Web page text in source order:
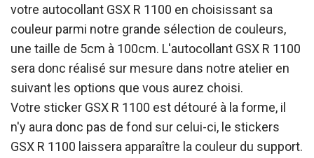
votre autocollant GSX R 1100 en choisissant sa
couleur parmi notre grande sélection de couleurs,
une taille de 5cm à 100cm. L'autocollant GSX R 1100
sera donc réalisé sur mesure dans notre atelier en
suivant les options que vous aurez choisi.
Votre sticker GSX R 1100 est détouré à la forme, il
n'y aura donc pas de fond sur celui-ci, le stickers
GSX R 1100 laissera apparaître la couleur du support.